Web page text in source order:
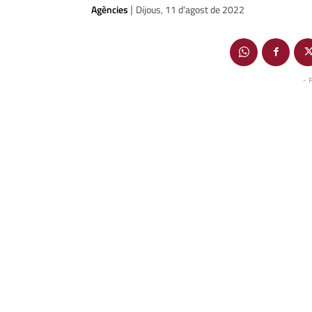
Agències | Dijous, 11 d'agost de 2022
-